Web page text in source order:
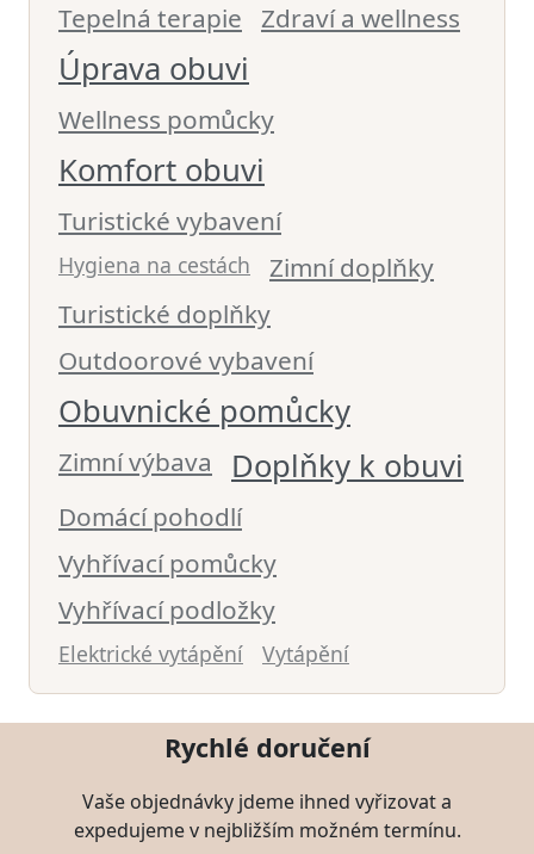
Tepelná terapie Zdraví a wellness
Úprava obuvi
Wellness pomůcky
Komfort obuvi
Turistické vybavení
Hygiena na cestách
Zimní doplňky
Turistické doplňky
Outdoorové vybavení
Obuvnické pomůcky
Zimní výbava Doplňky k obuvi
Domácí pohodlí
Vyhřívací pomůcky
Vyhřívací podložky
Elektrické vytápění Vytápění
Rychlé doručení
Vaše objednávky jdeme ihned vyřizovat a
expedujeme v nejbližším možném termínu.